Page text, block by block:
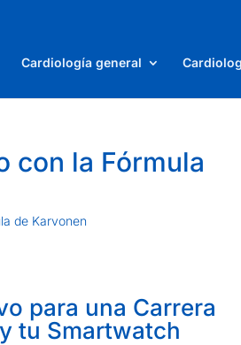
Cardiología general
con la Fórmula
de Karvonen
para una Carrera
tu Smartwatch